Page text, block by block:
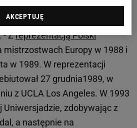
trzykrotnie wywalczył
AZS Częstochowa - wylicza
- Zreprezentacją Polski
mistrzostwach Europy w 1988 i
w 1989. W reprezentacji
27 grudnia1989, w
z UCLA Los Angeles. W 1993
Uniwersjadzie, zdobywając z
a następnie na
AKCEPTUJĘ